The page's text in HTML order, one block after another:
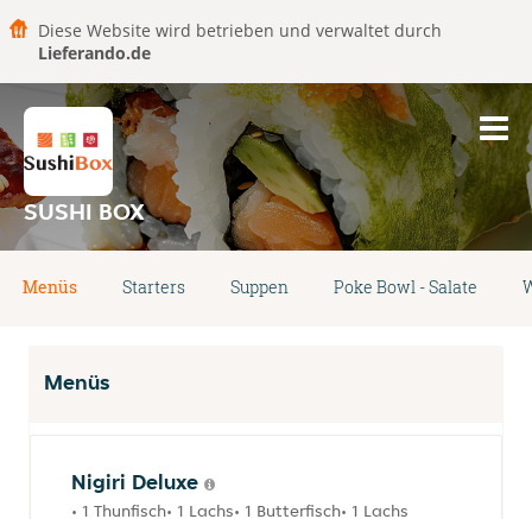
Diese Website wird betrieben und verwaltet durch
Lieferando.de
SUSHI BOX
Menüs Starters Suppen Poke Bowl - Salate
Menüs
Nigiri Deluxe
• 1 Thunfisch• 1 Lachs• 1 Butterfisch• 1 Lachs